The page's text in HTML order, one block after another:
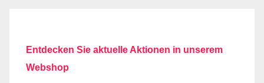
Entdecken Sie aktuelle Aktionen in unserem
Webshop